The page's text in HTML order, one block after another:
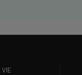
VIE